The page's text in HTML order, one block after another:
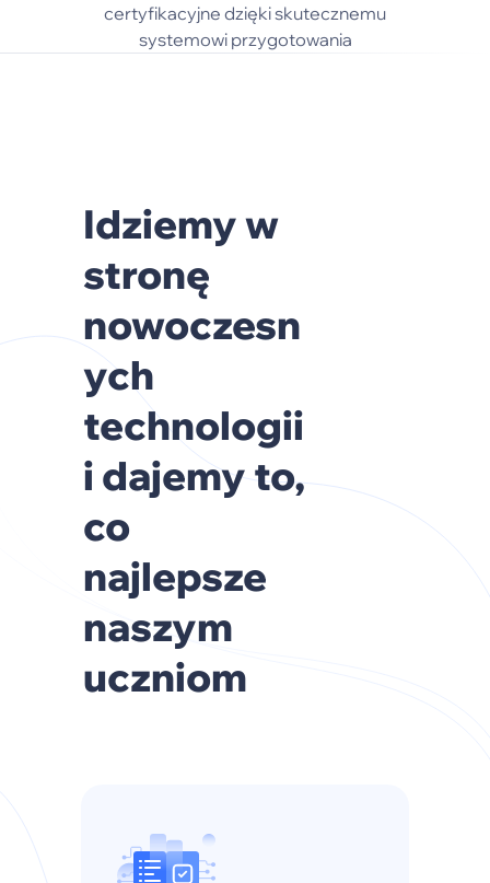
certyfikacyjne dzięki skutecznemu
systemowi przygotowania
Idziemy w
stronę
nowoczesn
ych
technologii
i dajemy to,
co
najlepsze
naszym
uczniom